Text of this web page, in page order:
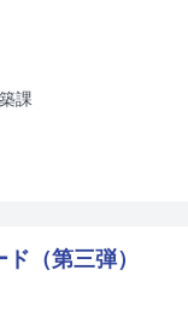
課
（第三弾）